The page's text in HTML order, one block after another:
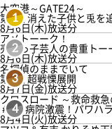
1
大空港～GATE24～
第3話 消えた子供と兎を
8月6日(木)放送分
2
アメトーーク！
売れっ子芸人の貴重トー
8月6日(木)放送分
3
名探偵のままでいて
第4話 超戦慄展開
8月7日(金)放送分
4
クロスロード ～救命救急
＃5 病院激震！パワハ
8月4日(火)放送分